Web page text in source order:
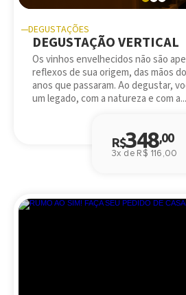
DEGUSTAÇÕES
DEGUSTAÇÃO VERTICAL
Os vinhos envelhecidos não são
reflexos de sua origem, das mãos
anos que passaram. Ao degustar,
um legado, com a natureza e com a...
R$348,00
3x de R$ 116,00